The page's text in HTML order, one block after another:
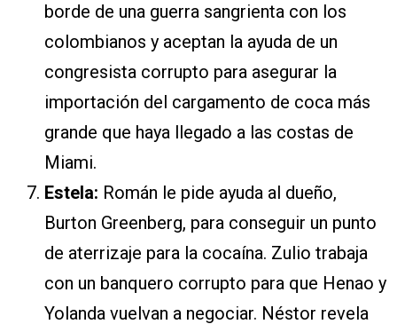
borde de una guerra sangrienta con los
colombianos y aceptan la ayuda de un
congresista corrupto para asegurar la
importación del cargamento de coca más
grande que haya llegado a las costas de
Miami.
Estela: Román le pide ayuda al dueño,
Burton Greenberg, para conseguir un punto
de aterrizaje para la cocaína. Zulio trabaja
con un banquero corrupto para que Henao y
Yolanda vuelvan a negociar. Néstor revela